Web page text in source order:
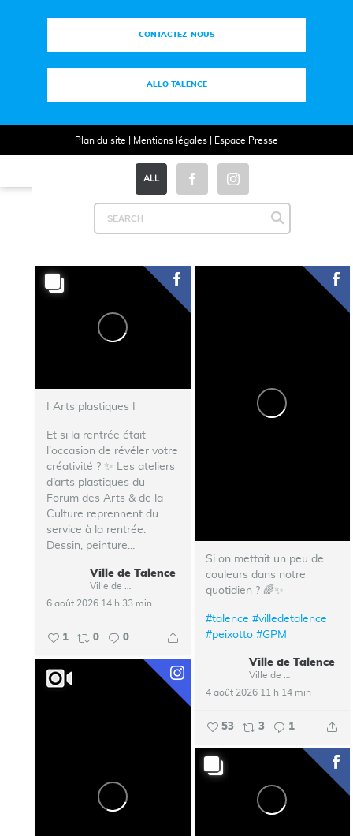
ALL
I Arts plastiques I
Et si la rentrée était
l'occasion de révéler votre
créativité ? ✨ Les ateliers
d’arts plastiques du
Forum des Arts & de la
Culture reprennent du
service à la rentrée.
Dessin, peinture...
Ville de Talence
6 août 2026 14 h 33 min
1 0 0
Si on mettait un peu de
couleurs dans notre
quotidien ? 🌈✨
#talence #villedetalence
#peixotto #GPM
Ville de Talence
4 août 2026 11 h 14 min
53 3 1
CONTACTEZ-NOUS
ALLO TALENCE
Plan du site Mentions légales| Espace Presse